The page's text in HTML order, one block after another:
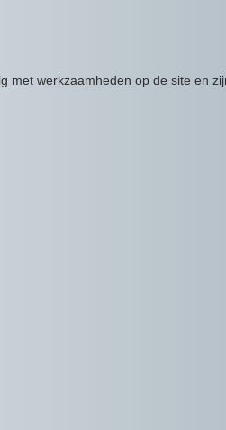
met werkzaamheden op de site en